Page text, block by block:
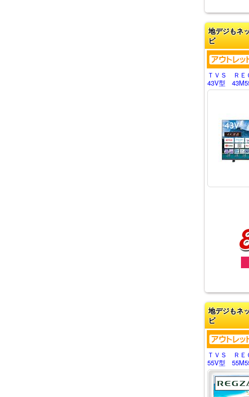
地デジもネ
ビ
ＴＶＳ ＲＥ
43V型
地デジもネ
ビ
ＴＶＳ ＲＥ
55V型